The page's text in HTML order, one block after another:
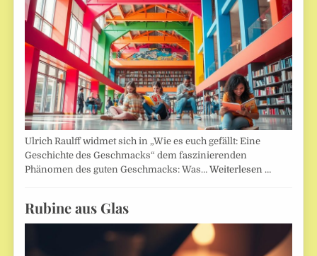
Ulrich Raulff widmet sich in „Wie es euch gefällt: Eine
Geschichte des Geschmacks“ dem faszinierenden
Phänomen des guten Geschmacks: Was…Weiterlesen …
Rubine aus Glas